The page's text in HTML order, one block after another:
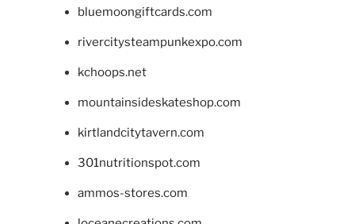
bluemoongiftcards.com
rivercitysteampunkexpo.com
kchoops.net
mountainsideskateshop.com
kirtlandcitytavern.com
301nutritionspot.com
ammos-stores.com